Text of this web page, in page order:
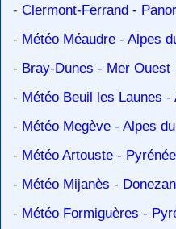
- Clermont-Ferrand -
- Météo Méaudre - Alpes
- Bray-Dunes - Mer Ouest
- Météo Beuil les Launes -
- Météo Megève - Alpes
- Météo Artouste -
- Météo Mijanès -
- Météo Formiguères -